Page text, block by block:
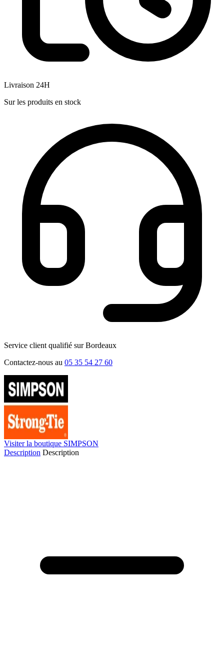
Livraison 24H
Sur les produits en stock
Service client qualifié sur Bordeaux
Contactez-nous au 05 35 54 27 60
Visiter la boutique SIMPSON
Description Description